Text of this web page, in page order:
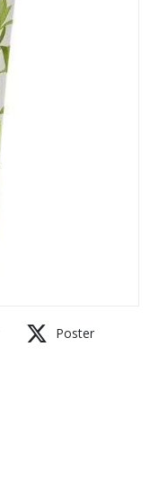
Poster